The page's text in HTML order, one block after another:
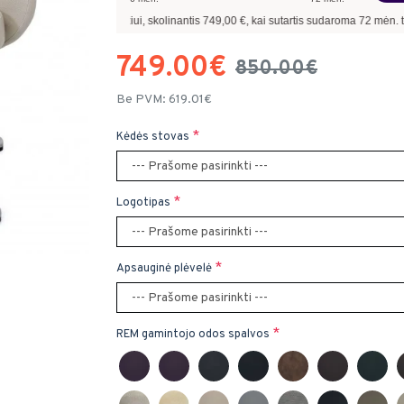
749.00€ 850.00€
Be PVM: 619.01€
Kėdės stovas
Logotipas
Apsauginė plėvelė
REM gamintojo odos spalvos
skolinantis 749,00€, kai sutartis sudaroma72mėn. terminui, metinė